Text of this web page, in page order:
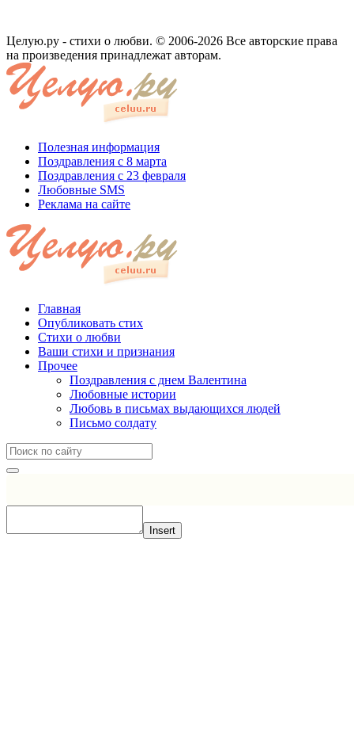
Целую.ру - стихи о любви. © 2006-2026 Все авторские права
на произведения принадлежат авторам.
Полезная информация
Поздравления с 8 марта
Поздравления с 23 февраля
Любовные SMS
Реклама на сайте
Главная
Опубликовать стих
Стихи о любви
Ваши стихи и признания
Прочее
Поздравления с днем Валентина
Любовные истории
Любовь в письмах выдающихся людей
Письмо солдату
Insert